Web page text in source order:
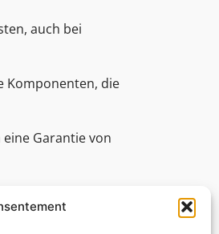
auch bei
Komponenten, die
Garantie von
Assistenz